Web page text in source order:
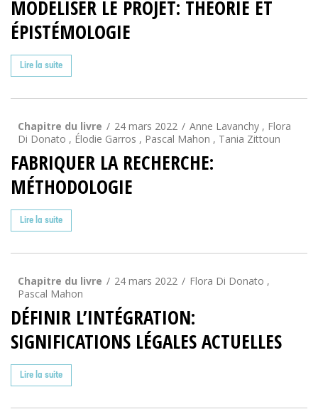
MODÉLISER LE PROJET: THÉORIE ET
ÉPISTÉMOLOGIE
Lire la suite
Chapitre du livre 24 mars 2022
Anne Lavanchy , Flora
Di Donato , Élodie Garros , Pascal Mahon , Tania Zittoun
FABRIQUER LA RECHERCHE:
MÉTHODOLOGIE
Lire la suite
Chapitre du livre 24 mars 2022
Flora Di Donato ,
Pascal Mahon
DÉFINIR L’INTÉGRATION:
SIGNIFICATIONS LÉGALES ACTUELLES
Lire la suite